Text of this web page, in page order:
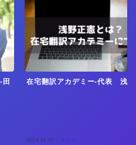
田
在宅翻訳アカデミー-代表 浅
2024.11.07